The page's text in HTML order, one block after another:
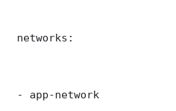
networks:
- app-network